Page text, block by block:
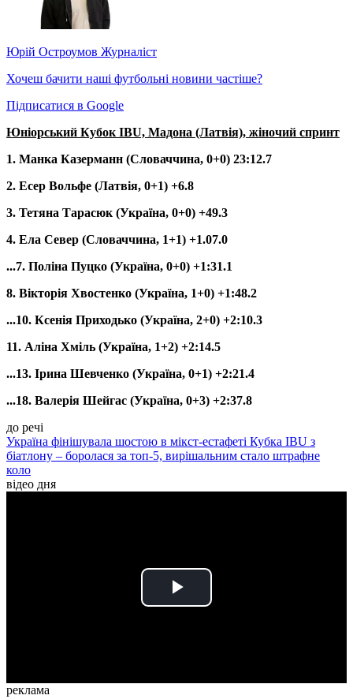
Юрій Остроумов Журналіст
Хочеш бачити наші футбольні новини частіше?
Підписатися в Google
Юніорський Кубок IBU, Мадона (Латвія), жіночий спринт
1. Манка Казерманн (Словаччина, 0+0) 23:12.7
2. Есер Вольфе (Латвія, 0+1) +6.8
3. Тетяна Тарасюк (Україна, 0+0) +49.3
4. Ела Север (Словаччина, 1+1) +1.07.0
...7. Поліна Пуцко (Україна, 0+0) +1:31.1
8. Вікторія Хвостенко (Україна, 1+0) +1:48.2
...10. Ксенія Приходько (Україна, 2+0) +2:10.3
11. Аліна Хміль (Україна, 1+2) +2:14.5
...13. Ірина Шевченко (Україна, 0+1) +2:21.4
...18. Валерія Шейгас (Україна, 0+3) +2:37.8
до речі
Україна фінішувала шостою в мікст-естафеті Кубка IBU з
біатлону – боролася за топ-5, вирішальним стало штрафне
коло
відео дня
Play
реклама